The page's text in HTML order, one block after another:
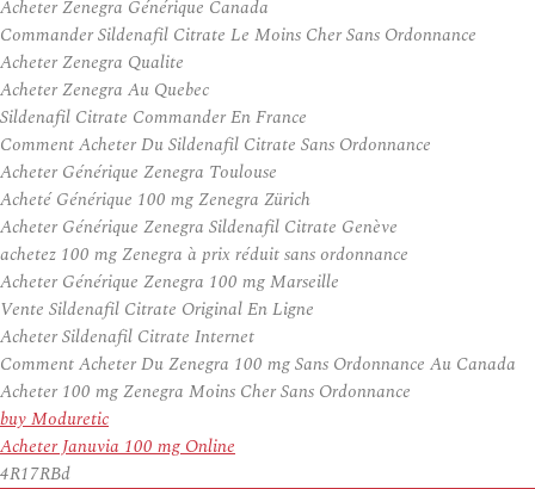
Acheter Zenegra Générique Canada
Commander Sildenafil Citrate Le Moins Cher Sans Ordonnance
Acheter Zenegra Qualite
Acheter Zenegra Au Quebec
Sildenafil Citrate Commander En France
Comment Acheter Du Sildenafil Citrate Sans Ordonnance
Acheter Générique Zenegra Toulouse
Acheté Générique 100 mg Zenegra Zürich
Acheter Générique Zenegra Sildenafil Citrate Genève
achetez 100 mg Zenegra à prix réduit sans ordonnance
Acheter Générique Zenegra 100 mg Marseille
Vente Sildenafil Citrate Original En Ligne
Acheter Sildenafil Citrate Internet
Comment Acheter Du Zenegra 100 mg Sans Ordonnance Au Canada
Acheter 100 mg Zenegra Moins Cher Sans Ordonnance
buy Moduretic
Acheter Januvia 100 mg Online
4R17RBd